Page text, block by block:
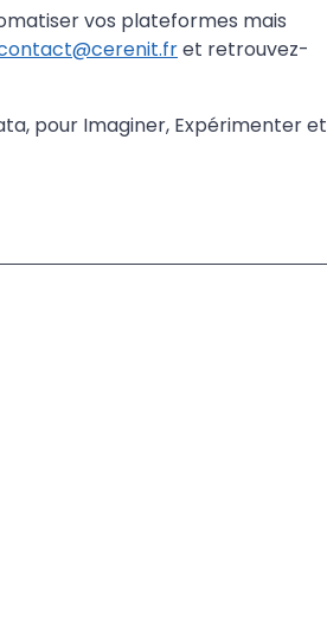
vos plateformes mais
et retrouvez-
pour Imaginer, Expérimenter et